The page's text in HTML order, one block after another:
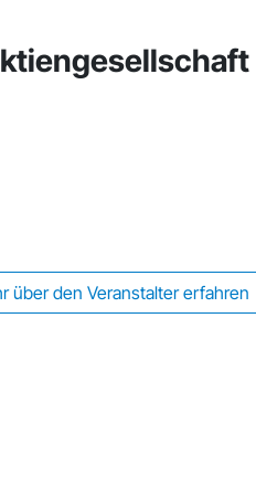
über den Veranstalter erfahren